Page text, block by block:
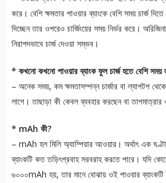
করে। বেশি ক্ষমতার পাওয়ার ব্যাংকে বেশি সময় চার্জ
দিচ্ছেন তার ওপরেও চার্জিংয়ের সময় নির্ভর করে।
নিরাপদভাবে চার্জ দেওয়া সম্ভব।
* কখনো কখনো পাওয়ার ব্যাংক ফুল চার্জ হতে বেশি সময়
– অনেক সময়, কম ক্ষমতাসম্পন্ন চার্জার বা ল্যাপটপ থেকে
লাগে। তাছাড়া কী কেবল ব্যবহার করছেন বা তাপমাত্রার
* mAh কী?
– mAh হল মিলি অ্যাম্পিয়ার আওয়ার। অর্থাৎ এক ঘণ্টা
ব্যাংকটি কত তড়িৎপ্রবাহ সরবরাহ করতে পারে। যদি
৬০০০mAh হয়, তার মানে বোঝায় ওই পাওয়ার ব্যাংকটি